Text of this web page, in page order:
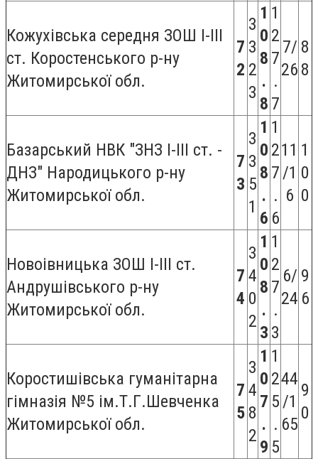
Кожухівська середня ЗОШ І-ІІІ
ст. Коростенського р-ну
Житомирської обл.
7
2
3
3
2
3
1
0
8
.
8
1
2
7
.
7
7/
26
8
8
Базарський НВК "ЗНЗ І-ІІІ ст. -
ДНЗ" Народицького р-ну
Житомирської обл.
7
3
3
3
5
1
1
0
8
.
6
1
2
7
.
6
11
/1
6
1
0
0
Новоівницька ЗОШ I-III ст.
Андрушівського р-ну
Житомирської обл.
7
4
3
4
0
2
1
0
8
.
3
1
2
7
.
3
6/
24
9
6
Коростишівська гуманітарна
гімназія №5 ім.Т.Г.Шевченка
Житомирської обл.
7
5
3
4
8
2
1
0
7
.
9
1
2
5
.
5
44
/1
65
9
0